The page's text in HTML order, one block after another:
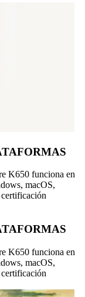
K650 funciona en
macOS,
K650 funciona en
macOS,